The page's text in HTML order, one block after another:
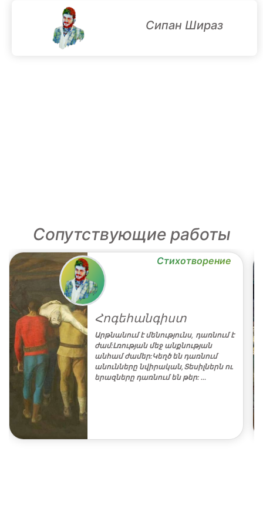
Сипан Шираз
Сопутствующие работы
Стихотворение
Հոգեհանգիստ
Արթնանում է մենությունս, դառնում է
ժամ:Լռության մեջ անքնության
անհամ ժամեր:Կեղծ են դառնում
անունները նվիրական,Տեսիլներն ու
երազները դառնում են թեր: …